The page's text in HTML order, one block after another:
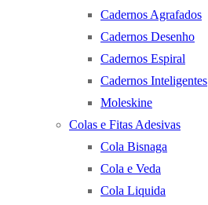
Cadernos Agrafados
Cadernos Desenho
Cadernos Espiral
Cadernos Inteligentes
Moleskine
Colas e Fitas Adesivas
Cola Bisnaga
Cola e Veda
Cola Liquida